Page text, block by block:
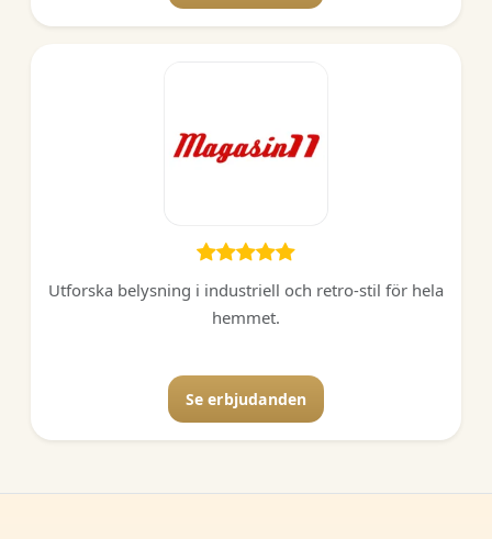
Utforska belysning i industriell och retro-stil för hela
hemmet.
Se erbjudanden